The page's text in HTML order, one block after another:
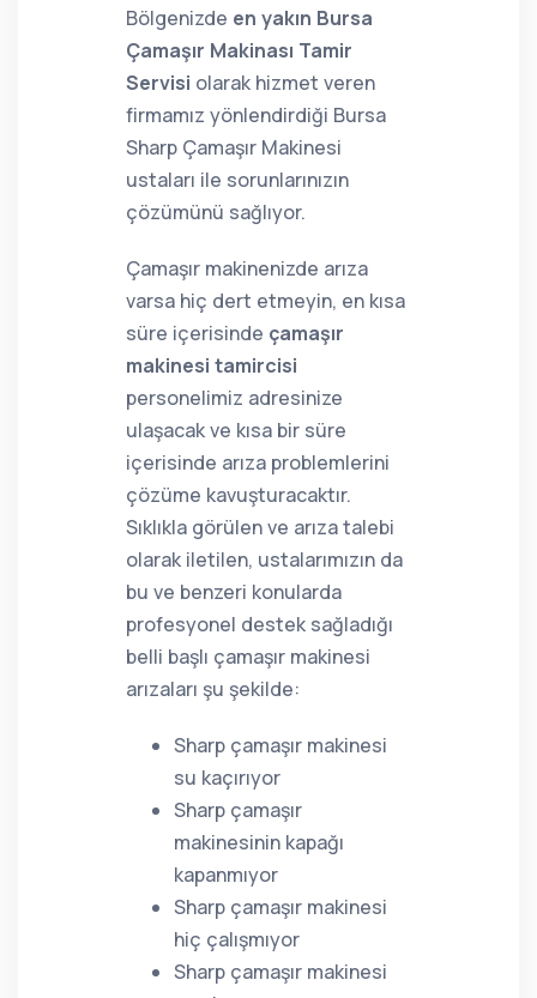
Bölgenizde en yakın Bursa
Çamaşır Makinası Tamir
Servisi olarak hizmet veren
firmamız yönlendirdiği Bursa
Sharp Çamaşır Makinesi
ustaları ile sorunlarınızın
çözümünü sağlıyor.
Çamaşır makinenizde arıza
varsa hiç dert etmeyin, en kısa
süre içerisinde çamaşır
makinesi tamircisi
personelimiz adresinize
ulaşacak ve kısa bir süre
içerisinde arıza problemlerini
çözüme kavuşturacaktır.
Sıklıkla görülen ve arıza talebi
olarak iletilen, ustalarımızın da
bu ve benzeri konularda
profesyonel destek sağladığı
belli başlı çamaşır makinesi
arızaları şu şekilde:
Sharp çamaşır makinesi
su kaçırıyor
Sharp çamaşır
makinesinin kapağı
kapanmıyor
Sharp çamaşır makinesi
hiç çalışmıyor
Sharp çamaşır makinesi